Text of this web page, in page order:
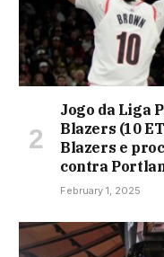
Jogo da Liga
Blazers (10
Blazers e
contra
February 1, 2025